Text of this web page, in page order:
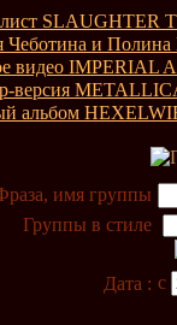
SLAUGHTER
Чеботина и
видео IMPERIAL
версия
альбом
имя группы
Группы в стиле
Дата : с